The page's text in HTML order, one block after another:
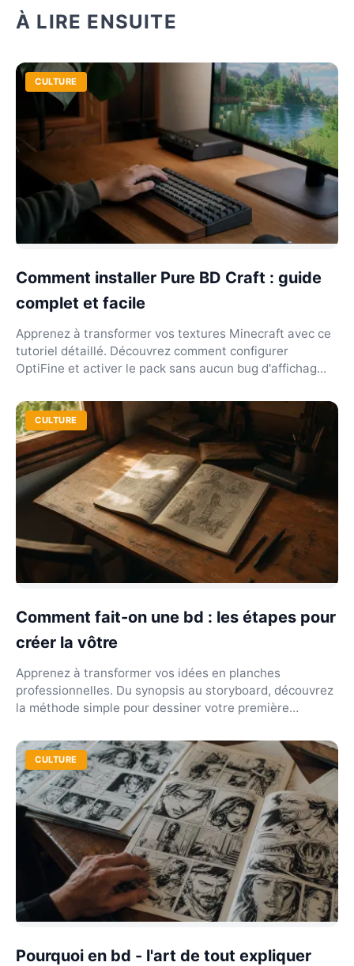
À LIRE ENSUITE
CULTURE
Comment installer Pure BD Craft : guide
complet et facile
Apprenez à transformer vos textures Minecraft avec ce
tutoriel détaillé. Découvrez comment configurer
OptiFine et activer le pack sans aucun bug d'affichag...
CULTURE
Comment fait-on une bd : les étapes pour
créer la vôtre
Apprenez à transformer vos idées en planches
professionnelles. Du synopsis au storyboard, découvrez
la méthode simple pour dessiner votre première
CULTURE
Pourquoi en bd - l'art de tout expliquer